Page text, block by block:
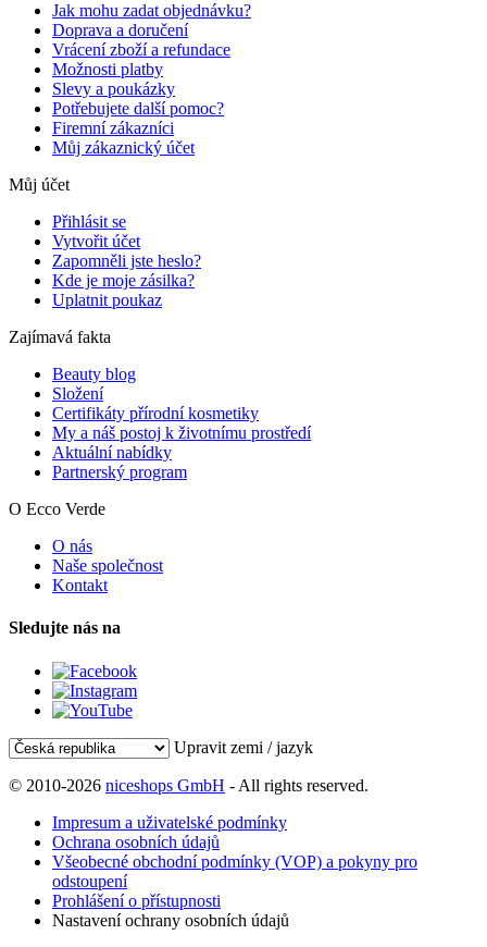
Jak mohu zadat objednávku?
Doprava a doručení
Vrácení zboží a refundace
Možnosti platby
Slevy a poukázky
Potřebujete další pomoc?
Firemní zákazníci
Můj zákaznický účet
Můj účet
Přihlásit se
Vytvořit účet
Zapomněli jste heslo?
Kde je moje zásilka?
Uplatnit poukaz
Zajímavá fakta
Beauty blog
Složení
Certifikáty přírodní kosmetiky
My a náš postoj k životnímu prostředí
Aktuální nabídky
Partnerský program
O Ecco Verde
O nás
Naše společnost
Kontakt
Sledujte nás na
Upravit zemi / jazyk
© 2010-2026 niceshops GmbH - All rights reserved.
Impresum a uživatelské podmínky
Ochrana osobních údajů
Všeobecné obchodní podmínky (VOP) a pokyny pro
odstoupení
Prohlášení o přístupnosti
Nastavení ochrany osobních údajů